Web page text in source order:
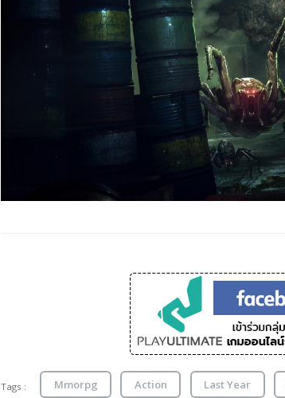
Tags : Mmorpg Action Last Year